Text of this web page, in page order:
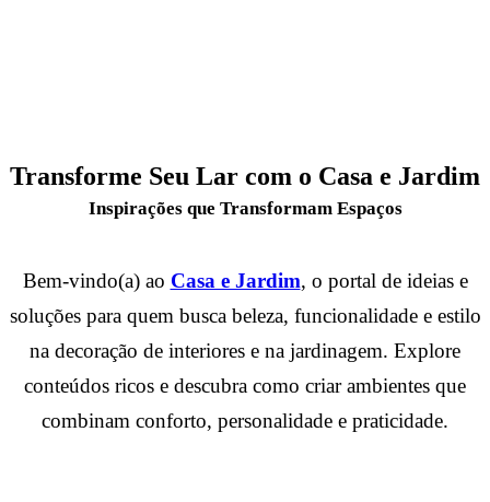
Transforme Seu Lar com o Casa e Jardim
Inspirações que Transformam Espaços
Bem-vindo(a) ao Casa e Jardim, o portal de ideias e
soluções para quem busca beleza, funcionalidade e estilo
na decoração de interiores e na jardinagem. Explore
conteúdos ricos e descubra como criar ambientes que
combinam conforto, personalidade e praticidade.